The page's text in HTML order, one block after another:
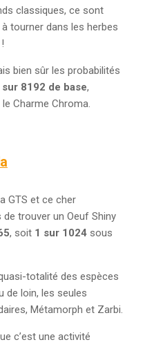
classiques, ce sont
tourner dans les herbes
bien sûr les probabilités
sur 8192 de base,
Charme Chroma.
GTS et ce cher
trouver un Oeuf Shiny
, soit 1 sur 1024 sous
totalité des espèces
de loin, les seules
Métamorph et Zarbi.
c’est une activité